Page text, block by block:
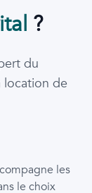
?
du
location de
les
le choix